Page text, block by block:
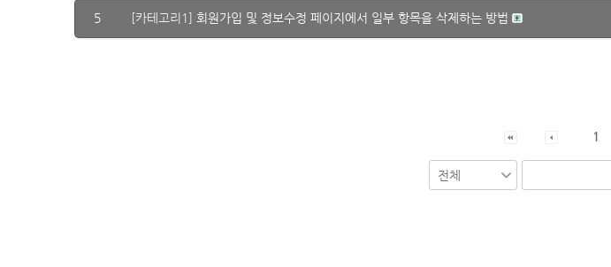
5 [카테고리1] 회원가입 및 정보수정 페이지에서 일부 항목을 삭제하는 방법
1